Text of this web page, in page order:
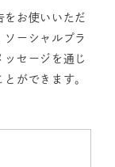
お使いいただ
ソーシャルプラ
ッセージを通じ
ができます。